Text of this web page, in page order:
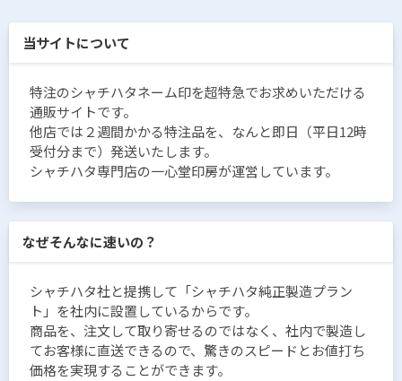
当サイトについて
特注のシャチハタネーム印を超特急でお求めいただける
通販サイトです。
他店では２週間かかる特注品を、なんと即日（平日12時
受付分まで）発送いたします。
シャチハタ専門店の一心堂印房が運営しています。
なぜそんなに速いの？
シャチハタ社と提携して「シャチハタ純正製造プラン
ト」を社内に設置しているからです。
商品を、注文して取り寄せるのではなく、社内で製造し
てお客様に直送できるので、驚きのスピードとお値打ち
価格を実現することができます。